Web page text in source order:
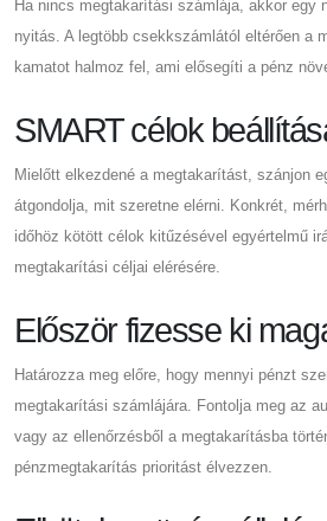
Ha nincs megtakarítási számlája, akkor egy
nyitás. A legtöbb csekkszámlától eltérően a
kamatot halmoz fel, ami elősegíti a pénz
SMART célok
Mielőtt elkezdené a megtakarítást, szánjon
átgondolja, mit szeretne elérni. Konkrét,
időhöz kötött célok kitűzésével egyértelmű
megtakarítási céljai elérésére.
Először fizesse ki
Határozza meg előre, hogy mennyi pénzt
megtakarítási számlájára. Fontolja meg az
vagy az ellenőrzésből a megtakarításba
pénzmegtakarítás prioritást élvezzen.